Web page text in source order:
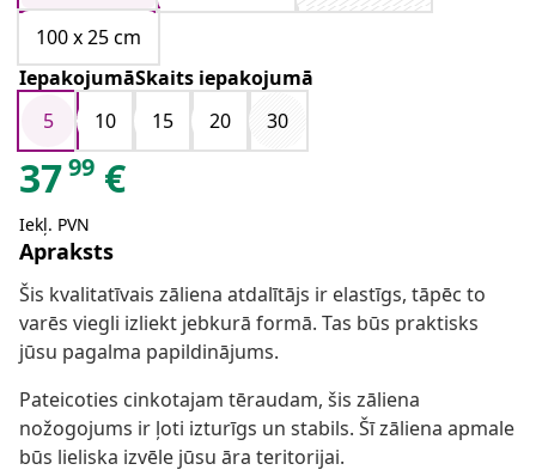
100 x 25 cm
IepakojumāSkaits iepakojumā
5
10 15 20 30
3799 €
Iekļ. PVN
Apraksts
Šis kvalitatīvais zāliena atdalītājs ir elastīgs, tāpēc to
varēs viegli izliekt jebkurā formā. Tas būs praktisks
jūsu pagalma papildinājums.
Pateicoties cinkotajam tēraudam, šis zāliena
nožogojums ir ļoti izturīgs un stabils. Šī zāliena apmale
būs lieliska izvēle jūsu āra teritorijai.